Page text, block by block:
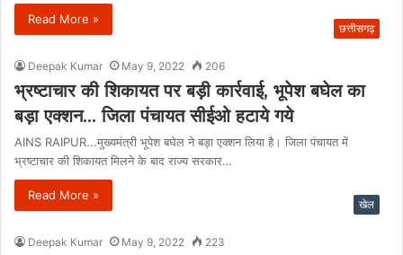
Read More »
छत्तीसगढ़
Deepak Kumar May 9, 2022 206
भ्रष्टाचार की शिकायत पर बड़ी कार्रवाई, भूपेश बघेल का
बड़ा एक्शन… जिला पंचायत सीईओ हटाये गये
AINS RAIPUR...मुख्यमंत्री भूपेश बघेल ने बड़ा एक्शन लिया है। जिला पंचायत में
भ्रष्टाचार की शिकायत मिलने के बाद राज्य सरकार…
Read More »
खेल
Deepak Kumar May 9, 2022 223